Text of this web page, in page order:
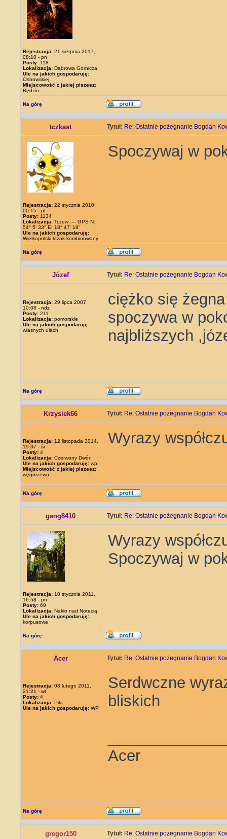
Rejestracja: 21 sierpnia 2017,
08:10 - pn
Posty: 118
Lokalizacja: Dąbrowa Górnicza
Ule na jakich gospodaruję:
Ostrowskiej
Miejscowość z jakiej piszesz:
Będzin
Na górę
tczkast Tytuł: Re: Ostatnie pożegnanie Bogdan
Rejestracja: 22 stycznia 2010,
00:15 - pt
Posty: 1134
Lokalizacja: Tczew ---- GPS N:
54° 5' 33" E: 18° 47' 18"
Ule na jakich gospodaruję:
Wielkopolski leżak kombinowany
Spoczywaj w
Na górę
Józef Tytuł: Re: Ostatnie pożegnanie Bogdan
Rejestracja: 29 lipca 2007,
10:08 - ndz
Posty: 211
Lokalizacja: pomorskie
Ule na jakich gospodaruję:
własnych ulach
ciężko się
spoczywa w
najbliższych
Na górę
Krzysiek66 Tytuł: Re: Ostatnie pożegnanie Bogdan
Rejestracja: 12 listopada 2014,
19:37 - śr
Posty: 4
Lokalizacja: Czerwony Dwór
Ule na jakich gospodaruję: wp
Miejscowość z jakiej piszesz:
węgorzewo
Wyrazy
Na górę
gang8410 Tytuł: Re: Ostatnie pożegnanie Bogdan
Rejestracja: 10 stycznia 2011,
16:58 - pn
Posty: 69
Lokalizacja: Nakło nad Notecią
Ule na jakich gospodaruję:
korpusowe
Wyrazy
Spoczywaj w
Na górę
Acer Tytuł: Re: Ostatnie pożegnanie Bogdan
Rejestracja: 08 lutego 2011,
21:21 - wt
Posty: 4
Lokalizacja: Piła
Ule na jakich gospodaruję: WP
Serdwczne
bliskich
Acer
Na górę
gregor150 Tytuł: Re: Ostatnie pożegnanie Bogdan